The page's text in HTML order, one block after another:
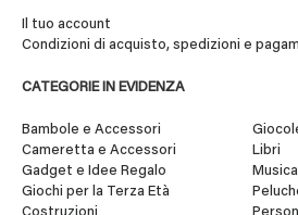
Il tuo account
Condizioni di acquisto, spedizioni e
CATEGORIE IN EVIDENZA
Bambole e Accessori
Cameretta e Accessori
Gadget e Idee Regalo
Giochi per la Terza Età
Costruzioni
Libri
Musica